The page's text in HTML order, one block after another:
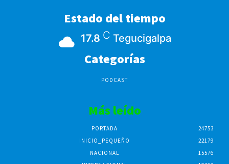
Estado del tiempo
17.8 C Tegucigalpa
Categorías
PODCAST
Más leído
PORTADA
24753
INICIO_PEQUEÑO
22179
NACIONAL
15576